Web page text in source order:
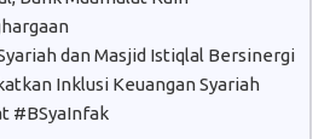
dan Masjid Istiqlal Bersinergi
Inklusi Keuangan Syariah
#BSyaInfak